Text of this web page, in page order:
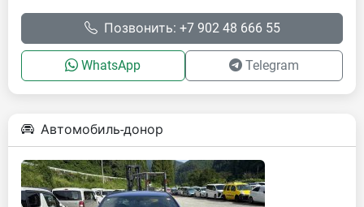
Позвонить: +7 902 48 666 55
WhatsApp Telegram
Автомобиль-донор